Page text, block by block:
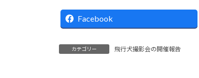
Facebook
カテゴリー 飛行犬撮影会の開催報告